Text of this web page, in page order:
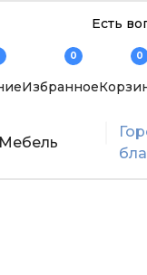
Есть
0
Избранное
0
Мебель